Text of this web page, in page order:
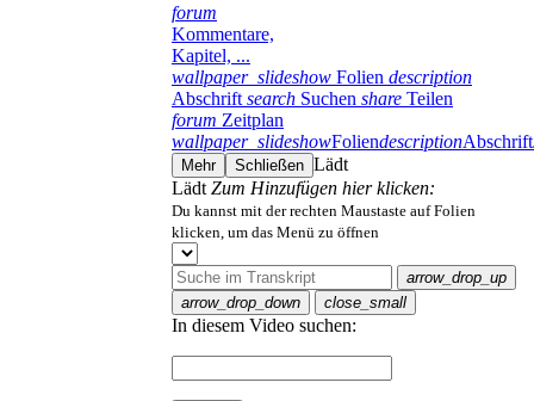
forum
Kommentare,
Kapitel, ...
wallpaper_slideshow Folien description
Abschrift search Suchen share Teilen
forum Zeitplan
wallpaper_slideshowFoliendescriptionAbschrift
Mehr Schließen Lädt
Lädt Zum Hinzufügen hier klicken:
Du kannst mit der rechten Maustaste auf Folien
klicken, um das Menü zu öffnen
arrow_drop_up
arrow_drop_down
close_small
In diesem Video suchen: